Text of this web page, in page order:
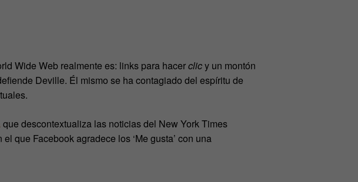
Wide Web realmente es: links para hacerclicy un montón
Deville. Él mismo se ha contagiado del espíritu de
que descontextualiza las noticias del New York Times
el que Facebook agradece los ‘Me gusta’ con una